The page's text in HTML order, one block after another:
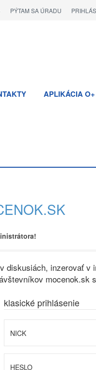
PÝTAM SA ÚRADU
APLIKÁCIA O+
diskusiách, inzerovať v
mocenok.sk
klasické prihlásenie